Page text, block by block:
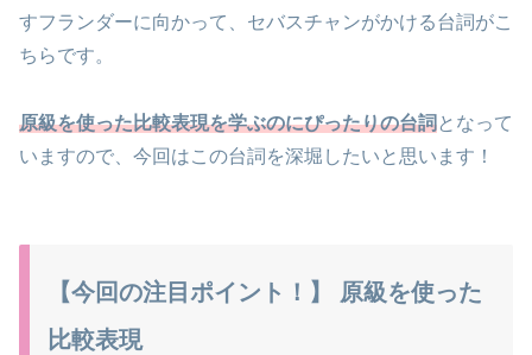
すフランダーに向かって、セバスチャンがかける台詞がこ
ちらです。
原級を使った比較表現を学ぶのにぴったりの台詞 となって
いますので、今回はこの台詞を深堀したいと思います！
【今回の注目ポイント！】 原級を使った
比較表現